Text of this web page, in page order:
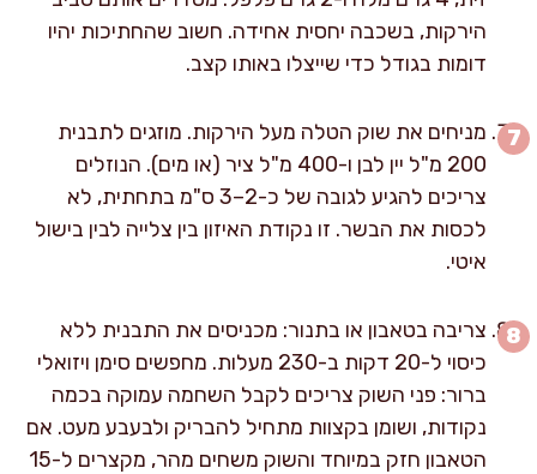
הירקות, בשכבה יחסית אחידה. חשוב שהחתיכות יהיו
דומות בגודל כדי שייצלו באותו קצב.
מניחים את שוק הטלה מעל הירקות. מוזגים לתבנית
200 מ"ל יין לבן ו-400 מ"ל ציר (או מים). הנוזלים
צריכים להגיע לגובה של כ-2–3 ס"מ בתחתית, לא
לכסות את הבשר. זו נקודת האיזון בין צלייה לבין בישול
איטי.
צריבה בטאבון או בתנור: מכניסים את התבנית ללא
כיסוי ל-20 דקות ב-230 מעלות. מחפשים סימן ויזואלי
ברור: פני השוק צריכים לקבל השחמה עמוקה בכמה
נקודות, ושומן בקצוות מתחיל להבריק ולבעבע מעט. אם
הטאבון חזק במיוחד והשוק משחים מהר, מקצרים ל-15